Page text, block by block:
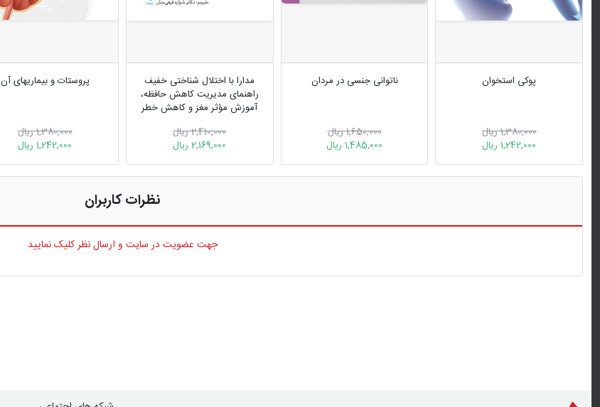
پوکی استخوان
1,380,000 ریال
1,242,000 ریال
ناتوانی جنسی در مردان
1,650,000 ریال
1,485,000 ریال
مدارا با اختلال شناختی خفیف
راهنمای مدیریت کاهش حافظه،
آموزش مؤثر مغز و کاهش خطر
2,410,000 ریال
2,169,000 ریال
پروستات و بیماریهای آن
1,380,000 ریال
1,242,000 ریال
نظرات کاربران
جهت عضویت در سایت و ارسال نظر کلیک نمایید